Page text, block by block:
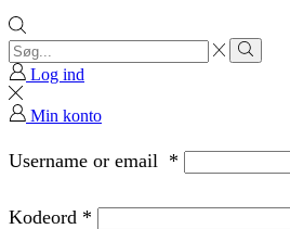
Search
input
Search
Log ind
Min konto
Username or email *
Kodeord *